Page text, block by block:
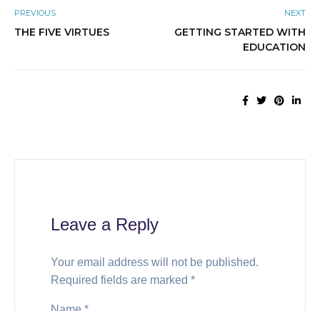
PREVIOUS
THE FIVE VIRTUES
NEXT
GETTING STARTED WITH
EDUCATION
Leave a Reply
Your email address will not be published.
Required fields are marked *